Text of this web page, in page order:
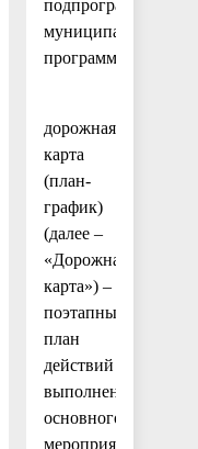
подпрограммы
муниципальной
программы;
дорожная
карта
(план-
график)
(далее –
«Дорожная
карта») –
поэтапный
план
действий
выполнения
основного
мероприятия,